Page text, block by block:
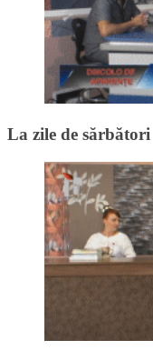
La zile de sărbători